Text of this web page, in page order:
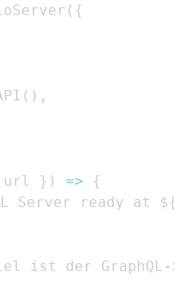
( {
( ) ,
url } ) =>
{
Server ready at ${
ist der GraphQL -